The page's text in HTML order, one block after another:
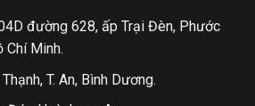
đường 628, ấp Trại Đèn, Phước
Chí Minh.
T. An, Bình Dương.